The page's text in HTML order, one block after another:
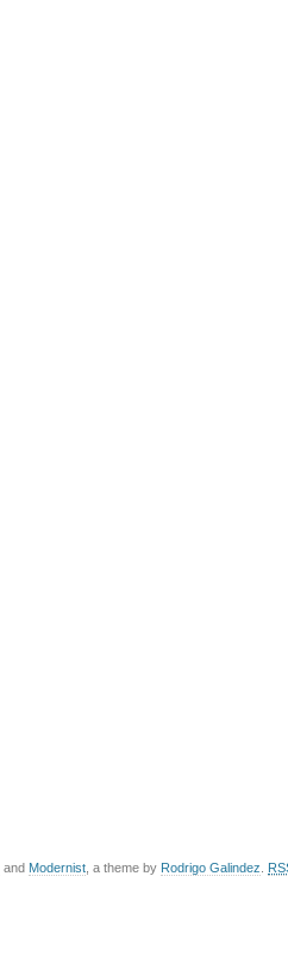
and Modernist , a theme by Rodrigo Galindez